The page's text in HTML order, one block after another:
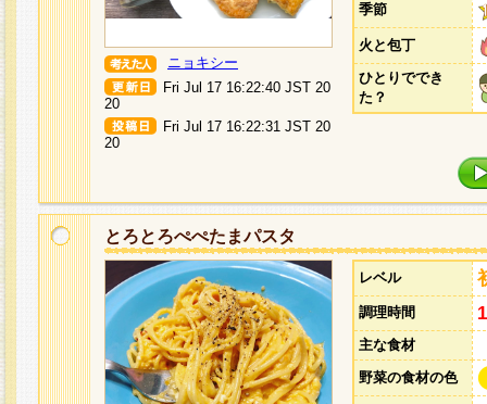
ニョキシー
Fri Jul 17 16:22:40 JST 20
20
Fri Jul 17 16:22:31 JST 20
20
季節
火と包丁
ひとりででき
た？
とろとろぺぺたまパスタ
レベル
調理時間
主な食材
野菜の食材の色